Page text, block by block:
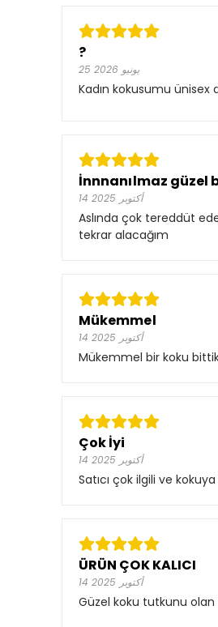
?
25 يونيو 2026
Kadın kokusumu ünisex
İnnnanılmaz güzel
14 أكتوبر 2025
Aslında çok tereddüt
tekrar alacağım
Mükemmel
14 أكتوبر 2025
Mükemmel bir koku
Çok İyi
14 أكتوبر 2025
Satıcı çok ilgili ve
ÜRÜN ÇOK KALICI
14 أكتوبر 2025
Güzel koku tutkunu